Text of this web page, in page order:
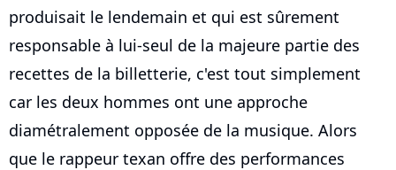
produisait le lendemain et qui est sûrement
responsable à lui-seul de la majeure partie des
recettes de la billetterie, c'est tout simplement
car les deux hommes ont une approche
diamétralement opposée de la musique. Alors
que le rappeur texan offre des performances